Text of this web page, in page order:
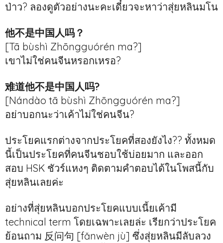
ป่าว? ลองดูตัวอย่างนะคะเดี๋ยวจะหาว่าสุ่ยหลินมโน
他不是中国人吗？
[Tā bùshì Zhōngguórén ma?]
เขาไม่ใช่คนจีนหรอกเหรอ?
难道他不是中国人吗?
[Nándào tā bùshì Zhōngguórén ma?]
อย่าบอกนะว่าเค้าไม่ใช่คนจีน?
ประโยคแรกต่างจากประโยคที่สองยังไง?? ทั้งหมด
นี้เป็นประโยคที่คนจีนชอบใช้บ่อยมาก และออก
สอบ HSK ชัวร์แหงๆ ติดตามคำตอบได้ในโพสนี้กับ
สุ่ยหลินเลยค่ะ
อย่างที่สุ่ยหลินบอกประโยคแบบเนี้ยเค้ามี
technical term โดยเฉพาะเลยล่ะ เรียกว่าประโยค
ย้อนถาม 反问句 [fǎnwèn jù] ซึ่งสุ่ยหลินมีลับลวง